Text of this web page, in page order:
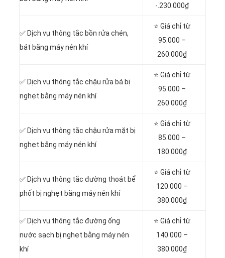
-.230.000₫
✅ Dịch vụ thông tắc bồn rửa chén,
bát bằng máy nén khí
⭐ Giá chỉ từ
95.000 –
260.000₫
✅ Dịch vụ thông tắc chậu rửa bá bị
nghẹt bằng máy nén khí
⭐ Giá chỉ từ
95.000 –
260.000₫
✅ Dịch vụ thông tắc chậu rửa mặt bị
nghẹt bằng máy nén khí
⭐ Giá chỉ từ
85.000 –
180.000₫
✅ Dịch vụ thông tắc đường thoát bể
phốt bị nghẹt bằng máy nén khí
⭐ Giá chỉ từ
120.000 –
380.000₫
✅ Dịch vụ thông tắc đường ống
nước sạch bị nghẹt bằng máy nén
khí
⭐ Giá chỉ từ
140.000 –
380.000₫